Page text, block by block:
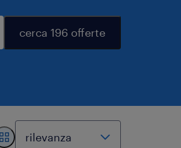
cerca 196 offerte